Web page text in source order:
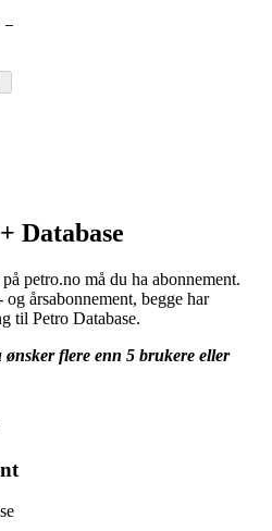
Database
petro.no må du ha abonnement.
årsabonnement, begge har
til Petro Database.
ønsker flere enn 5 brukere eller